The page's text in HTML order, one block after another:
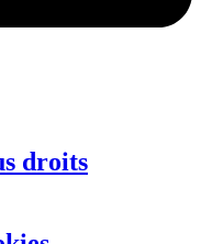
droits